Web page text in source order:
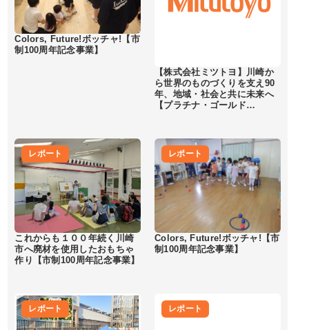
Colors, Future!ボッチャ!【市
制100周年記念事業】
【株式会社ミツトヨ】川崎か
ら世界のものづくりを支え90
年、地域・社会と共に未来へ
【プラチナ・ゴールド…
レポート
これからも１００年続く川崎
市へ廃材を使用したおもちゃ
作り【市制100周年記念事業】
レポート
Colors, Future!ボッチャ!【市
制100周年記念事業】
レポート レポート